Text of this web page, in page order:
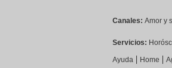
Canales: Amor y
Servicios:
Ayuda | Home |